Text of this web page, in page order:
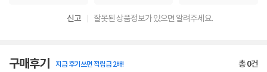
신고 잘못된 상품정보가 있으면 알려주세요.
구매후기 지금 후기쓰면 적립금 2배! 총0건